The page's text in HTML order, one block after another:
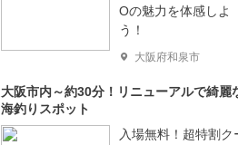
Oの魅力を体感しよ
う！
大阪府和泉市
大阪市内～約30分！リニューアルで綺麗
海釣りスポット
入場無料！超特割ク